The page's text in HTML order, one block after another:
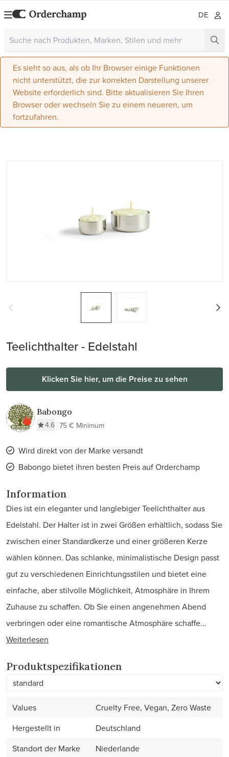
DE
Es sieht so aus, als ob Ihr Browser einige Funktionen
nicht unterstützt, die zur korrekten Darstellung unserer
Website erforderlich sind. Bitte aktualisieren Sie Ihren
Browser oder wechseln Sie zu einem neueren, um
fortzufahren.
Teelichthalter - Edelstahl
Klicken Sie hier, um die Preise zu sehen
Babongo
4.6 75 € Minimum
Wird direkt von der Marke versandt
Babongo bietet ihren besten Preis auf Orderchamp
Information
Dies ist ein eleganter und langlebiger Teelichthalter aus
Edelstahl. Der Halter ist in zwei Größen erhältlich, sodass Sie
zwischen einer Standardkerze und einer größeren Kerze
wählen können. Das schlanke, minimalistische Design passt
gut zu verschiedenen Einrichtungsstilen und bietet eine
einfache, aber stilvolle Möglichkeit, Atmosphäre in Ihrem
Zuhause zu schaffen. Ob Sie einen angenehmen Abend
verbringen oder eine romantische Atmosphäre schaffe…
Weiterlesen
Produktspezifikationen
Values
Cruelty Free, Vegan, Zero Waste
Hergestellt in
Deutschland
Standort der Marke
Niederlande